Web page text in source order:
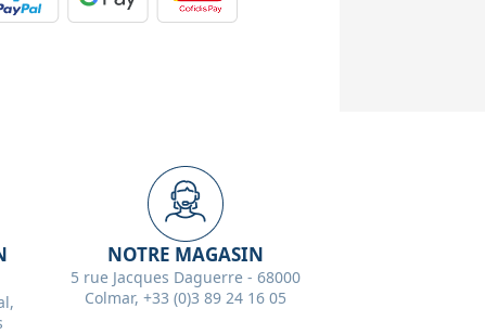
NOTRE MAGASIN
5 rue Jacques Daguerre - 68000
Colmar, +33 (0)3 89 24 16 05